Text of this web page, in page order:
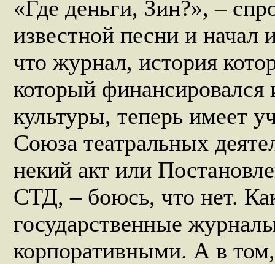
«Где деньги, Зин?», –
известной песни и начал
что журнал, история
который
культуры, теперь имеет
Союза театральных
некий акт или
СТД, – боюсь, что нет.
государственные
корпоративными. А в